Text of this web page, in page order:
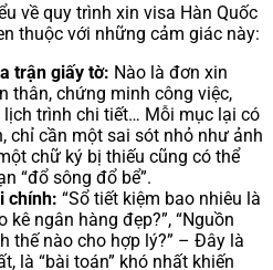
về quy trình xin visa Hàn Quốc
thuộc với những cảm giác này:
trận giấy tờ: Nào là đơn xin
thân, chứng minh công việc,
trình chi tiết… Mỗi mục lại có
chỉ cần một sai sót nhỏ như ảnh
chữ ký bị thiếu cũng có thể
“đổ sông đổ bể”.
chính: “Sổ tiết kiệm bao nhiêu là
kê ngân hàng đẹp?”, “Nguồn
thế nào cho hợp lý?” – Đây là
là “bài toán” khó nhất khiến